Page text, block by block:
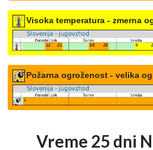
Visoka temperatura - zmerna
Požarna ogroženost - velika
Vreme 25 dni